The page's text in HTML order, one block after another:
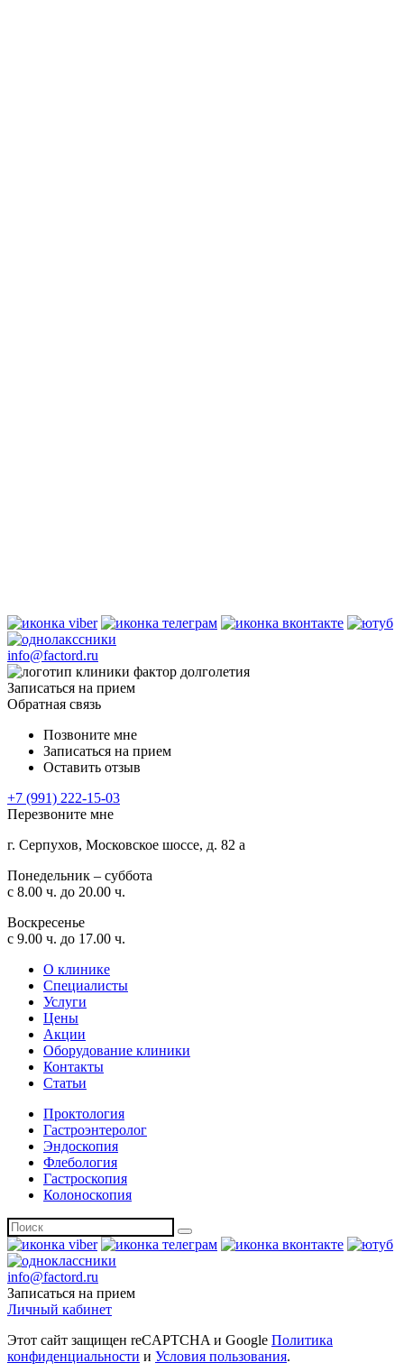
info@factord.ru
Записаться на прием
Обратная связь
Позвоните мне
Записаться на прием
Оставить отзыв
+7 (991) 222-15-03
Перезвоните мне
г. Серпухов, Московское шоссе, д. 82 а
Понедельник – суббота
с 8.00 ч. до 20.00 ч.
Воскресенье
с 9.00 ч. до 17.00 ч.
О клинике
Специалисты
Услуги
Цены
Акции
Оборудование клиники
Контакты
Статьи
Проктология
Гастроэнтеролог
Эндоскопия
Флебология
Гастроскопия
Колоноскопия
info@factord.ru
Записаться на прием
Личный кабинет
Этот сайт защищен reCAPTCHA и Google Политика
конфиденциальности и Условия пользования.